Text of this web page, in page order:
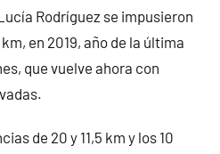
Rodríguez se impusieron
en 2019, año de la última
que vuelve ahora con
de 20 y 11,5 km y los 10